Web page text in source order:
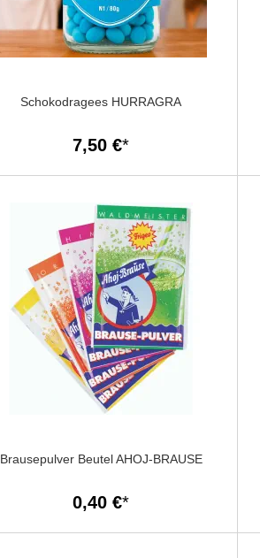
Schokodragees HURRAGRA
7,50 €
Brausepulver Beutel AHOJ-BRAUSE
0,40 €